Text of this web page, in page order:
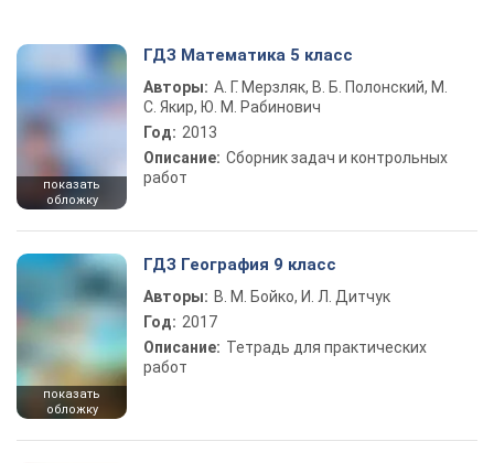
показать
обложку
ГДЗ Математика 5 класс
Авторы: А. Г. Мерзляк, В. Б. Полонский, М.
С. Якир, Ю. М. Рабинович
Год: 2013
Описание: Сборник задач и контрольных
работ
показать
обложку
ГДЗ География 9 класс
Авторы: В. М. Бойко, И. Л. Дитчук
Год: 2017
Описание: Тетрадь для практических
работ